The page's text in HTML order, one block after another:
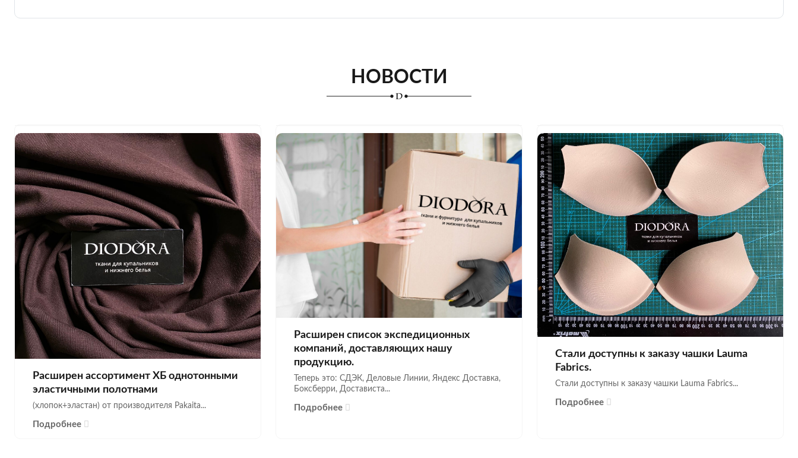
НОВОСТИ
Расширен ассортимент ХБ однотонными
эластичными полотнами
(хлопок+эластан) от производителя Pakaita...
Подробнее
Расширен список экспедиционных
компаний, доставляющих нашу
продукцию.
Теперь это: СДЭК, Деловые Линии, Яндекс Доставка,
Боксберри, Достависта...
Подробнее
Стали доступны к заказу чашки Lauma
Fabrics.
Стали доступны к заказу чашки Lauma Fabrics...
Подробнее